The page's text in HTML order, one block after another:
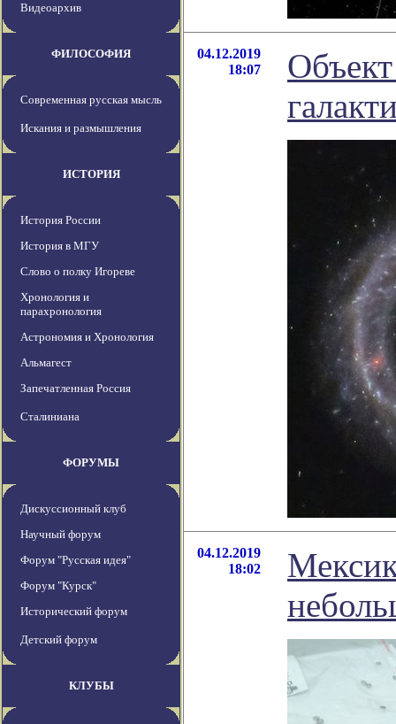
Видеоархив
ФИЛОСОФИЯ
Современная русская мысль
Искания и размышления
ИСТОРИЯ
История России
История в МГУ
Слово о полку Игореве
Хронология и
парахронология
Астрономия и Хронология
Альмагест
Запечатленная Россия
Сталиниана
ФОРУМЫ
Дискуссионный клуб
Научный форум
Форум "Русская идея"
Форум "Курск"
Исторический форум
Детский форум
КЛУБЫ
04.12.2019
18:07
04.12.2019
18:02